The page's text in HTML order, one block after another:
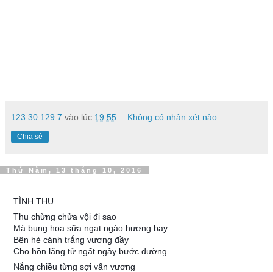
123.30.129.7 vào lúc 19:55 Không có nhận xét nào:
Chia sẻ
Thứ Năm, 13 tháng 10, 2016
TÌNH THU
Thu chừng chửa vội đi sao
Mà bung hoa sữa ngạt ngào hương bay
Bên hè cánh trắng vương đầy
Cho hồn lãng tử ngất ngây bước đường
Nắng chiều từng sợi vấn vương